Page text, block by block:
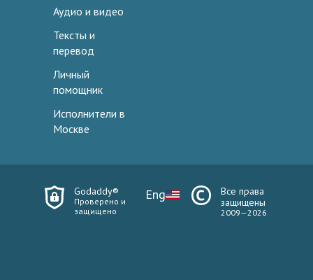
Аудио и видео
Тексты и
перевод
Личный
помощник
Исполнители в
Москве
Godaddy®
Проверено и
защищено
Eng
Все права
защищены
2009—2026